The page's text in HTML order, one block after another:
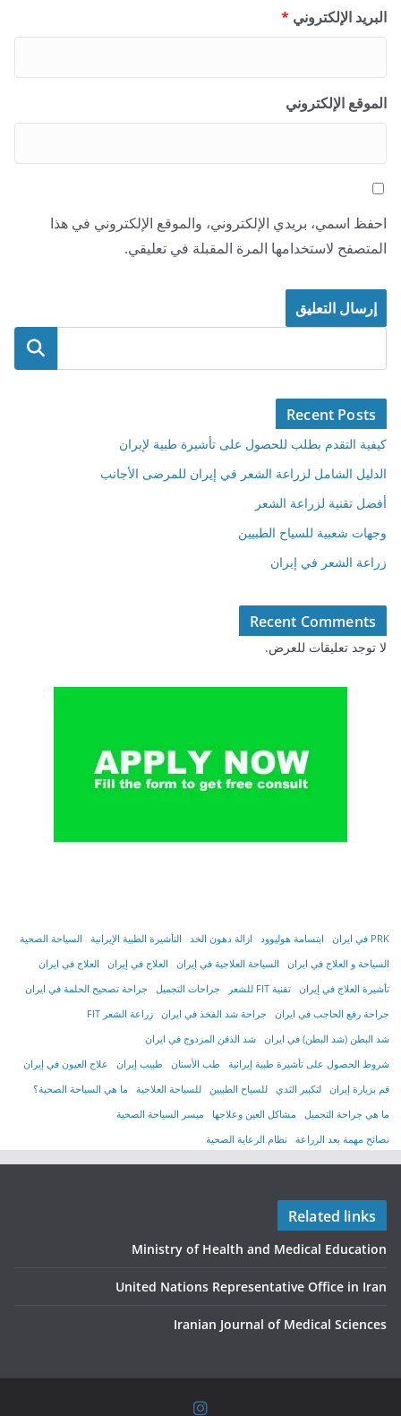
البريد الإلكتروني *
الموقع الإلكتروني
احفظ اسمي، بريدي الإلكتروني، والموقع الإلكتروني في هذا
المتصفح لاستخدامها المرة المقبلة في تعليقي.
البحث
Recent Posts
كيفية التقدم بطلب للحصول على تأشيرة طبية لإيران
الدليل الشامل لزراعة الشعر في إيران للمرضى الأجانب
أفضل تقنية لزراعة الشعر
وجهات شعبية للسياح الطبيين
زراعة الشعر في إيران
Recent Comments
لا توجد تعليقات للعرض.
PRK في ايران ابتسامة هوليوود ازالة دهون الخد التأشیرة الطبیة الإیرانیة
السياحة الصحية
السياحة و العلاج في ايران
السیاحة العلاجیة في إیران العلاج في إيران
العلاج في ايران
تأشیرة العلاج في إیران
تقنية FIT للشعر جراحات التجميل
جراحة تصحيح الحلمة في ايران
جراحة رفع الحاجب في ايران
جراحة شد الفخذ في ايران
زراعة الشعر FIT
شد البطن (شد البطن) في ايران
شد الذقن المزدوج في ايران
شروط الحصول على تأشیرة طبیة إیرانیة
طب الأسنان طبيب إيران
علاج العيون في إيران
قم بزيارة إيران
لتكبير الثدي للسياح الطبيين للسياحة العلاجية
ما هي السياحة الصحية؟
ما هي جراحة التجميل
مشاكل العين وعلاجها
ميسر السياحة الصحية
نصائح مهمة بعد الزراعة
نظام الرعاية الصحية
Related links
Ministry of Health and Medical Education
United Nations Representative Office in Iran
Iranian Journal of Medical Sciences